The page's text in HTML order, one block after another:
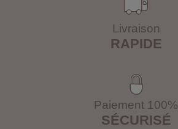
Livraison
RAPIDE
Paiement 100%
SÉCURISÉ